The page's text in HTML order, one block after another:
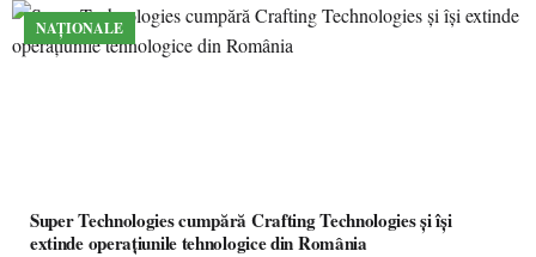
NAȚIONALE
Super Technologies cumpără Crafting Technologies și își
extinde operațiunile tehnologice din România